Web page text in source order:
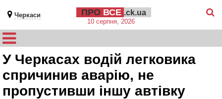
Черкаси ПРО ВСЕ .ck.ua
10 серпня, 2026
У Черкасах водій легковика
спричинив аварію, не
пропустивши іншу автівку